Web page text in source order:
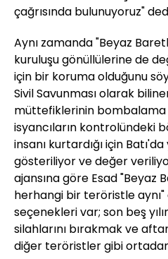
çağrısında bulunuyoruz"
Aynı zamanda "Beyaz
kuruluşu gönüllülerine de
için bir koruma olduğunu
Sivil Savunması olarak
müttefiklerinin bombalama
isyancıların kontrolündeki
insanı kurtardığı için
gösteriliyor ve değer
ajansına göre Esad "Beyaz
herhangi bir teröristle aynı"
seçenekleri var; son beş
silahlarını bırakmak ve
diğer teröristler gibi ortadan